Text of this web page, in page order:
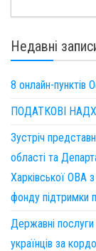
Недавні
8 онлайн-пунктів
ПОДАТКОВІ
Зустріч
області та
Харківської ОВА
фонду підтримки
Державні
українців за